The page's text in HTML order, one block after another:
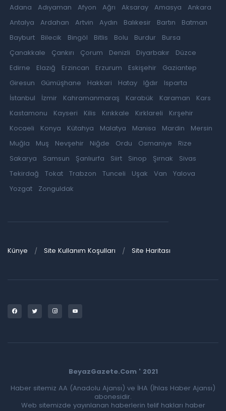
Adana Adıyaman Afyon Ağrı Aksaray Amasya
Ankara
Antalya
Ardahan Artvin Aydın Balıkesir Bartın
Batman
Bayburt
Bilecik Bingöl Bitlis Bolu Burdur
Bursa
Çanakkale
Çankırı Çorum Denizli Diyarbakır
Düzce
Edirne
Elazığ Erzincan Erzurum Eskişehir
Gaziantep
Giresun
Gümüşhane Hakkari Hatay Iğdır
Isparta
İstanbul
İzmir Kahramanmaraş Karabük Karaman
Kars
Kastamonu
Kayseri Kilis Kırıkkale Kırklareli
Kırşehir
Kocaeli
Konya Kütahya Malatya Manisa Mardin
Mersin
Muğla
Muş Nevşehir Niğde Ordu Osmaniye
Rize
Sakarya
Samsun Şanlıurfa Siirt Sinop Şırnak
Sivas
Tekirdağ
Tokat Trabzon Tunceli Uşak Van
Yalova
Yozgat
Zonguldak
Künye Site Kullanım Koşulları Site Haritası
BeyazGazete.Com ' 2021
Haber sitemiz AA (Anadolu Ajansı) ve İHA (İhlas Haber Ajansı)
abonesidir.
Web sitemizde yayınlanan haberlerin telif hakları haber